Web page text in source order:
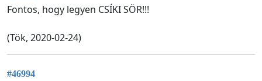
Fontos, hogy legyen CSÍKI SÖR!!!
(Tök, 2020-02-24)
#46994